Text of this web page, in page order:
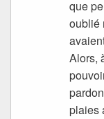
que
oublié
Alors,
plaies